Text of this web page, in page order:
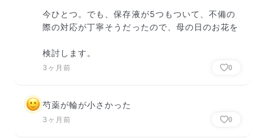
今ひとつ。でも、保存液が5つもついて、不備の
際の対応が丁寧そうだったので、母の日のお花を
検討します。
3ヶ月前 0
芍薬が輪が小さかった
3ヶ月前 0